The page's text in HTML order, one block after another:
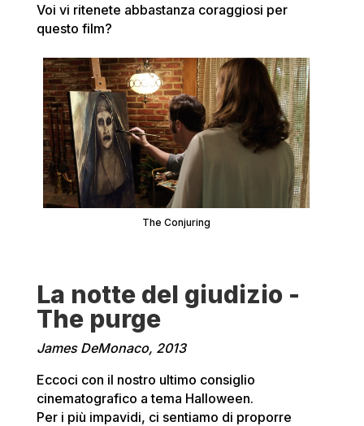
Voi vi ritenete abbastanza coraggiosi per
questo film?
The Conjuring
La notte del giudizio -
The purge
James DeMonaco, 2013
Eccoci con il nostro ultimo consiglio
cinematografico a tema Halloween.
Per i più impavidi, ci sentiamo di proporre